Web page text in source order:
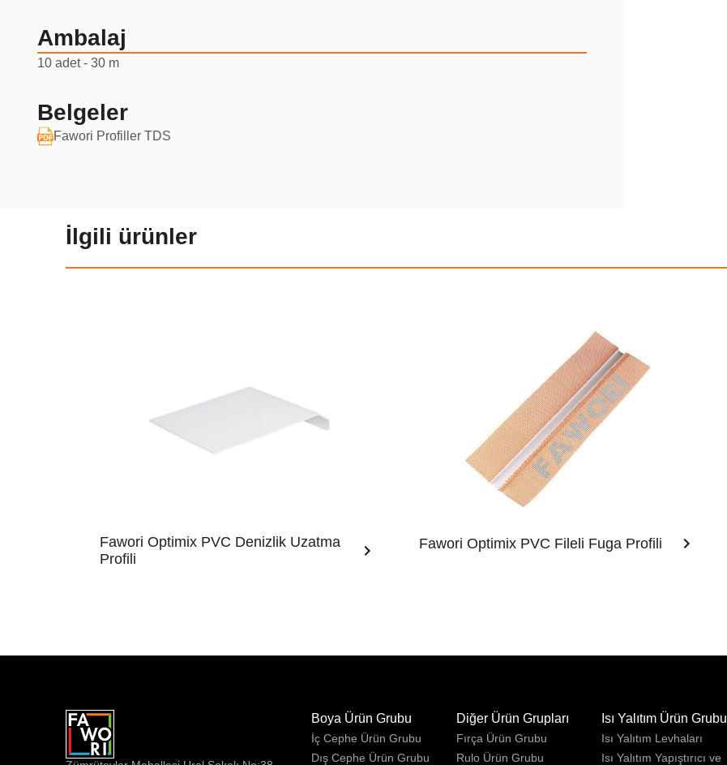
Ambalaj
10 adet - 30 m
Belgeler
Fawori Profiller TDS
İlgili ürünler
Fawori Optimix PVC Denizlik Uzatma
Profili
Fawori Optimix PVC Fileli Fuga Profili
Boya Ürün Grubu
İç Cephe Ürün Grubu
Dış Cephe Ürün Grubu
Diğer Ürün Grupları
Fırça Ürün Grubu
Rulo Ürün Grubu
Isı Yalıtım Ürün Grubu
Isı Yalıtım Levhaları
Isı Yalıtım Yapıştırıcı ve